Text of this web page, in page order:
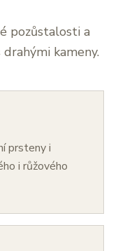
pozůstalosti a
kameny.
prsteny i
i růžového